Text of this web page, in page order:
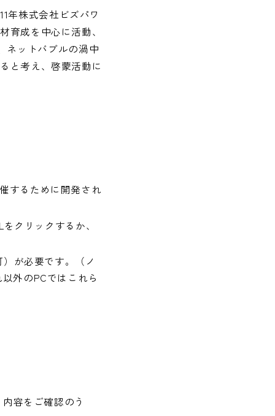
年株式会社ビズパワ
育成を中心に活動、
ネットバブルの渦中
と考え、啓蒙活動に
するために開発され
クリックするか、
が必要です。（ノ
外のPCではこれら
容をご確認のう